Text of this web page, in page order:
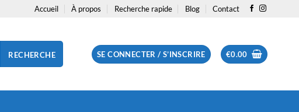
Accueil À propos Recherche rapide Blog Contact
RECHERCHE SE CONNECTER / S’INSCRIRE €0.00